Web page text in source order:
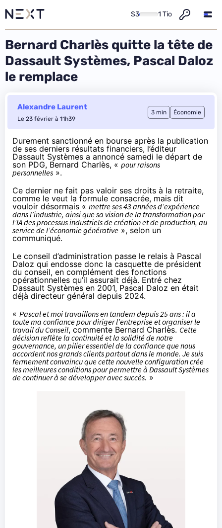
S3 1 Tio
Bernard Charlès quitte la tête de
Dassault Systèmes, Pascal Daloz
le remplace
Alexandre Laurent
Le 23 février à 11h39
3 min Économie
Durement sanctionné en bourse après la publication
de ses derniers résultats financiers, l’éditeur
Dassault Systèmes a annoncé samedi le départ de
son PDG, Bernard Charlès, « pour raisons
personnelles ».
Ce dernier ne fait pas valoir ses droits à la retraite,
comme le veut la formule consacrée, mais dit
vouloir désormais « mettre ses 43 années d’expérience
dans l’industrie, ainsi que sa vision de la transformation par
l’IA des processus industriels de création et de production, au
service de l’économie générative », selon un
communiqué.
Le conseil d’administration passe le relais à Pascal
Daloz qui endosse donc la casquette de président
du conseil, en complément des fonctions
opérationnelles qu’il assurait déjà. Entré chez
Dassault Systèmes en 2001, Pascal Daloz en était
déjà directeur général depuis 2024.
« Pascal et moi travaillons en tandem depuis 25 ans : il a
toute ma confiance pour diriger l’entreprise et organiser le
travail du Conseil, commente Bernard Charlès. Cette
décision reflète la continuité et la solidité de notre
gouvernance, un pilier essentiel de la confiance que nous
accordent nos grands clients partout dans le monde. Je suis
fermement convaincu que cette nouvelle configuration crée
les meilleures conditions pour permettre à Dassault Systèmes
de continuer à se développer avec succès. »